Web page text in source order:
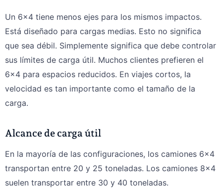
Un 6×4 tiene menos ejes para los mismos impactos.
Está diseñado para cargas medias. Esto no significa
que sea débil. Simplemente significa que debe controlar
sus límites de carga útil. Muchos clientes prefieren el
6×4 para espacios reducidos. En viajes cortos, la
velocidad es tan importante como el tamaño de la
carga.
Alcance de carga útil
En la mayoría de las configuraciones, los camiones 6×4
transportan entre 20 y 25 toneladas. Los camiones 8×4
suelen transportar entre 30 y 40 toneladas.